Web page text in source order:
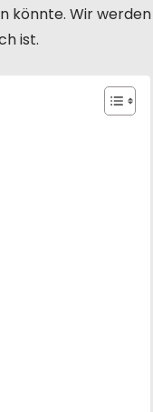
könnte. Wir werden
ist.